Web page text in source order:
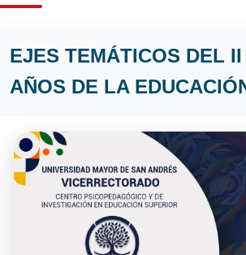
EJES TEMÁTICOS DEL
AÑOS DE LA